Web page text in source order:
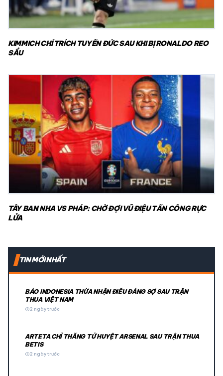
KIMMICH CHỈ TRÍCH TUYỂN ĐỨC SAU KHI BỊ RONALDO REO
SẦU
TÂY BAN NHA VS PHÁP: CHỜ ĐỢI VŨ ĐIỆU TẤN CÔNG RỰC
LỬA
TIN MỚI NHẤT
BÁO INDONESIA THỪA NHẬN ĐIỀU ĐÁNG SỢ SAU TRẬN
THUA VIỆT NAM
schedule2 ngày trước
ARTETA CHỈ THẲNG TỬ HUYỆT ARSENAL SAU TRẬN THUA
BETIS
schedule2 ngày trước